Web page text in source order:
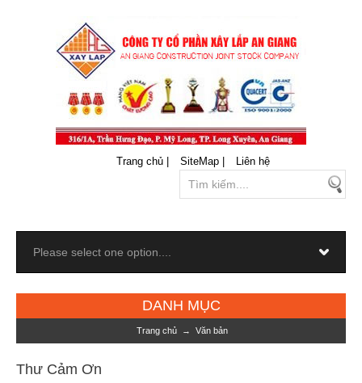
Trang chủ | SiteMap | Liên hệ
DANH MỤC
Trang chủ → Văn bản
Thư Cảm Ơn